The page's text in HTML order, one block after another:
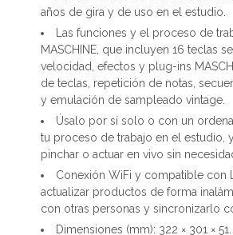
años de gira y de uso en el estudio.
Las funciones y el proceso de
MASCHINE, que incluyen 16 teclas
velocidad, efectos y plug-ins
de teclas, repetición de notas,
y emulación de sampleado vintage.
Úsalo por sí solo o con un
tu proceso de trabajo en el estudio,
pinchar o actuar en vivo sin
Conexión WiFi y compatible con
actualizar productos de forma
con otras personas y sincronizarlo
Dimensiones (mm): 322 × 301 × 51.